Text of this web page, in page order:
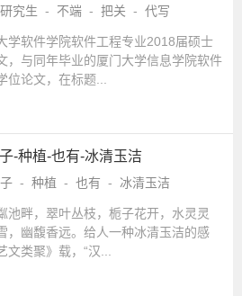
究生 - 不端 - 把关 - 代写
学软件学院软件工程专业2018届硕士
，与同年毕业的厦门大学信息学院软件
论文，在标题...
-种植-也有-冰清玉洁
- 种植 - 也有 - 冰清玉洁
池畔，翠叶丛枝，栀子花开，水灵灵
，幽馥香远。给人一种冰清玉洁的感
类聚》载，“汉...